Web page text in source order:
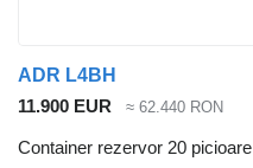
ADR L4BH
11.900 EUR
≈ 62.440 RON
Container rezervor 20 picioare